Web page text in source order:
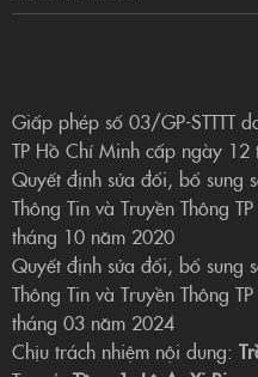
Giấp phép số 03/GP-STTTT
TP Hồ Chí Minh cấp ngày
Quyết định sửa đổi, bổ sung
Thông Tin và Truyền Thông
tháng 10 năm 2020
Quyết định sửa đổi, bổ sung
Thông Tin và Truyền Thông
tháng 03 năm 2024
Chịu trách nhiệm nội dung: